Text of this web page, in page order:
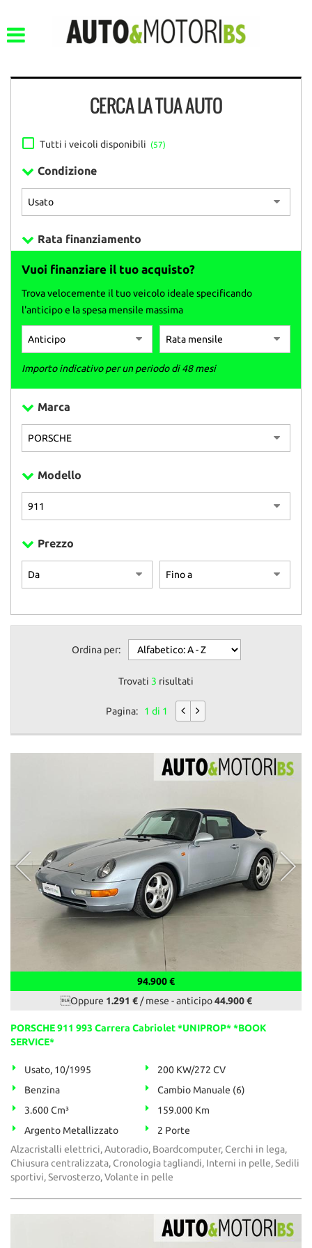
CERCA LA TUA AUTO
Tutti i veicoli disponibili (57)
Condizione
Rata finanziamento
Vuoi finanziare il tuo acquisto?
Trova velocemente il tuo veicolo ideale specificando
l'anticipo e la spesa mensile massima
Importo indicativo per un periodo di 48 mesi
Marca
Modello
Prezzo
Ordina per:
Trovati 3 risultati
Pagina: 1 di 1
94.900 €
Oppure 1.291 €/ mese -anticipo44.900 €
PORSCHE 911 993 Carrera Cabriolet *UNIPROP* *BOOK
SERVICE*
Usato, 10/1995
200 KW/272 CV
Benzina
Cambio Manuale (6)
3.600 Cm³
159.000 Km
Argento Metallizzato
2 Porte
Alzacristalli elettrici, Autoradio, Boardcomputer, Cerchi in lega,
Chiusura centralizzata, Cronologia tagliandi, Interni in pelle, Sedili
sportivi, Servosterzo, Volante in pelle